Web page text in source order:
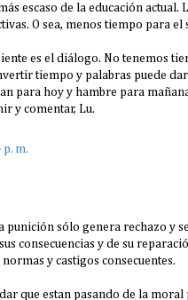
escaso de la educación
O sea, menos tiempo para
es el diálogo. No tenemos
tiempo y palabras puede
para hoy y hambre para
y comentar, Lu.
m.
punición sólo genera rechazo y
consecuencias y de su
y castigos consecuentes.
que estan pasando de la